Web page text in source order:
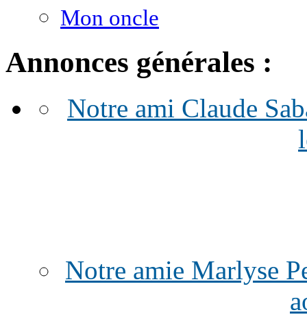
Mon oncle
Annonces générales :
Notre ami Claude
Notre amie Marlyse